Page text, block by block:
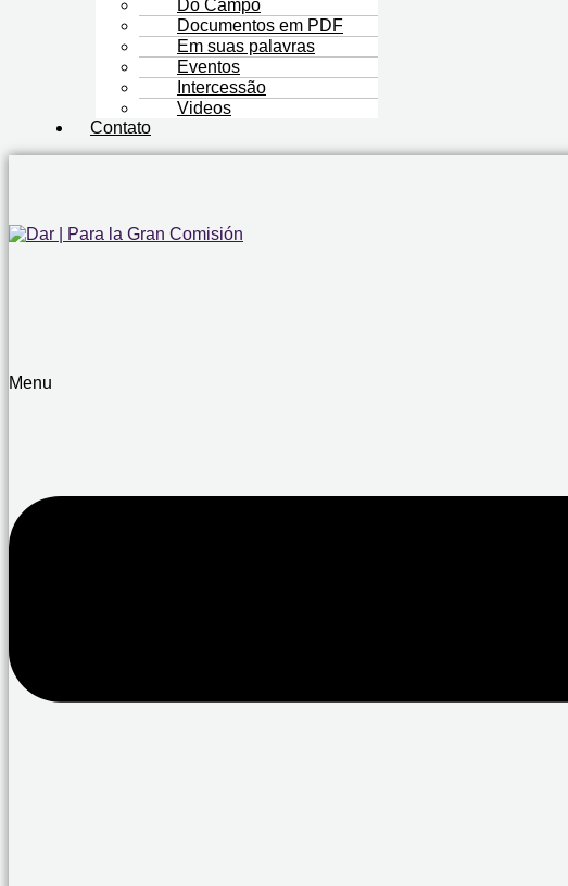
Do Campo
Documentos em PDF
Em suas palavras
Eventos
Intercessão
Videos
Contato
Menu